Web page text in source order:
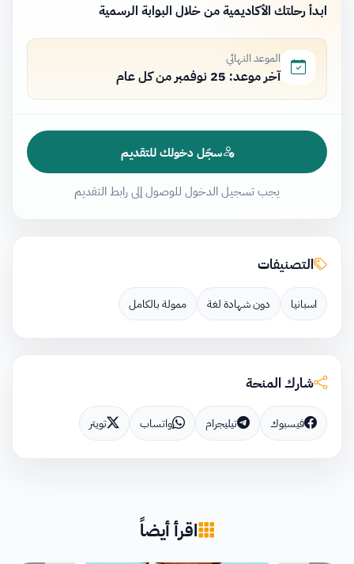
ابدأ رحلتك الأكاديمية من خلال البوابة الرسمية
الموعد النهائي
آخر موعد: 25 نوفمبر من كل عام
سجّل دخولك للتقديم
يجب تسجيل الدخول للوصول إلى رابط التقديم
التصنيفات
اسبانيا دون شهادة لغة ممولة بالكامل
شارك المنحة
فيسبوك تيليجرام واتساب تويتر
اقرأ أيضاً